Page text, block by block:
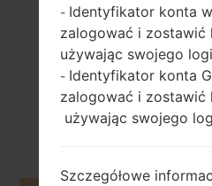
Unknown
- Identyfikator konta
zalogować i zostawić
używając swojego
- Identyfikator konta
zalogować i zostawić
używając swojego
Szczegółowe